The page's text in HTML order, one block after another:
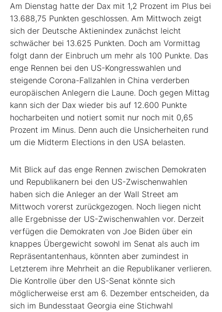
Am Dienstag hatte der Dax mit 1,2 Prozent im Plus bei
13.688,75 Punkten geschlossen. Am Mittwoch zeigt
sich der Deutsche Aktienindex zunächst leicht
schwächer bei 13.625 Punkten. Doch am Vormittag
folgt dann der Einbruch um mehr als 100 Punkte. Das
enge Rennen bei den US-Kongresswahlen und
steigende Corona-Fallzahlen in China verderben
europäischen Anlegern die Laune. Doch gegen Mittag
kann sich der Dax wieder bis auf 12.600 Punkte
hocharbeiten und notiert somit nur noch mit 0,65
Prozent im Minus. Denn auch die Unsicherheiten rund
um die Midterm Elections in den USA belasten.
Mit Blick auf das enge Rennen zwischen Demokraten
und Republikanern bei den US-Zwischenwahlen
haben sich die Anleger an der Wall Street am
Mittwoch vorerst zurückgezogen. Noch liegen nicht
alle Ergebnisse der US-Zwischenwahlen vor. Derzeit
verfügen die Demokraten von Joe Biden über ein
knappes Übergewicht sowohl im Senat als auch im
Repräsentantenhaus, könnten aber zumindest in
Letzterem ihre Mehrheit an die Republikaner verlieren.
Die Kontrolle über den US-Senat könnte sich
möglicherweise erst am 6. Dezember entscheiden, da
sich im Bundesstaat Georgia eine Stichwahl